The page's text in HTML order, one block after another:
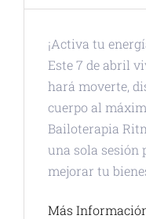
¡Activa tu
Este 7 de abril
hará moverte,
cuerpo al
Bailoterapia
una sola sesión
mejorar tu
Más